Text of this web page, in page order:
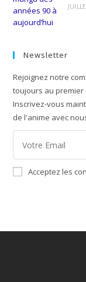
Newsletter
Rejoignez notre
toujours au premier
Inscrivez-vous
de l'anime avec
Acceptez les